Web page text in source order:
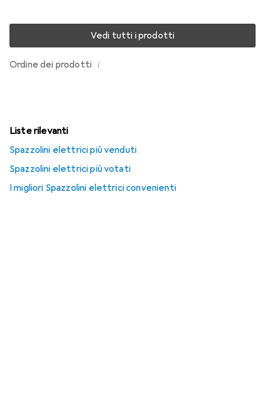
Ordine dei prodotti i
Vedi tutti i prodotti
Liste rilevanti
Spazzolini elettrici più venduti
Spazzolini elettrici più votati
I migliori Spazzolini elettrici convenienti